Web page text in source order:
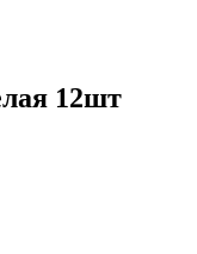
12шт